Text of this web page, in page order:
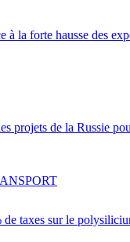
la forte hausse des
projets de la Russie
de taxes sur le